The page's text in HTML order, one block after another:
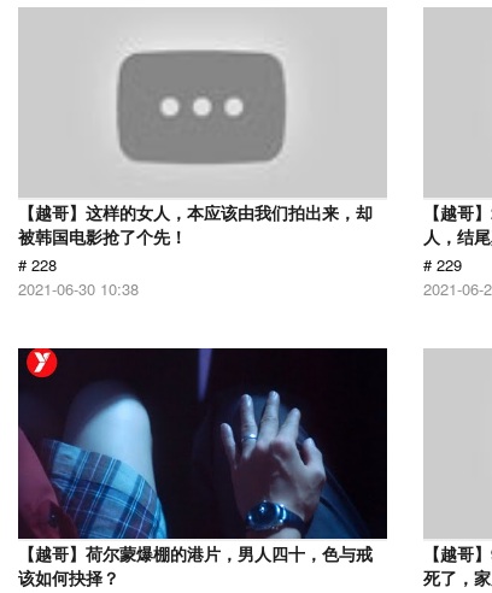
【越哥】这样的女人，本应该由我们拍出来，却
被韩国电影抢了个先！
# 228
2021-06-30 10:38
【越哥
人，结
# 229
2021-06-
【越哥】荷尔蒙爆棚的港片，男人四十，色与戒
该如何抉择？
【越哥
死了，